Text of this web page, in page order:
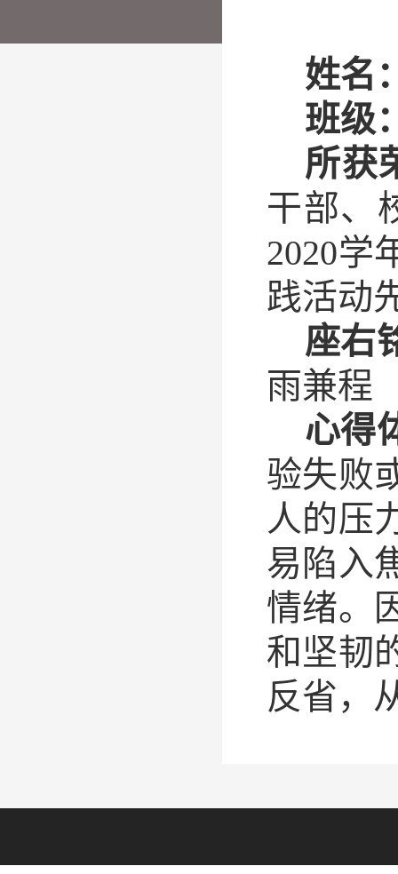
姓名
班级
所获
干部、
2020学
践活动
座右
雨兼程
心得
验失败
人的压
易陷入
情绪。
和坚韧
反省，